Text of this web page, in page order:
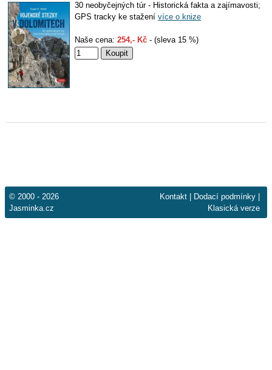
30 neobyčejných túr - Historická fakta a zajímavosti;
GPS tracky ke stažení více o knize
Naše cena: 254,- Kč - (sleva 15 %)
© 2000 - 2026
Jasminka.cz
Kontakt Dodací podmínky